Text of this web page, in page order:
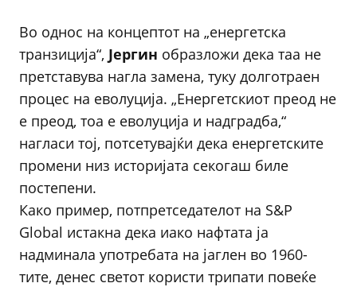
Во однос на концептот на „енергетска
транзиција“, Јергин образложи дека таа не
претставува нагла замена, туку долготраен
процес на еволуција. „Енергетскиот преод не
е преод, тоа е еволуција и надградба,“
нагласи тој, потсетувајќи дека енергетските
промени низ историјата секогаш биле
постепени.
Како пример, потпретседателот на S&P
Global истакна дека иако нафтата ја
надминала употребата на јаглен во 1960-
тите, денес светот користи трипати повеќе